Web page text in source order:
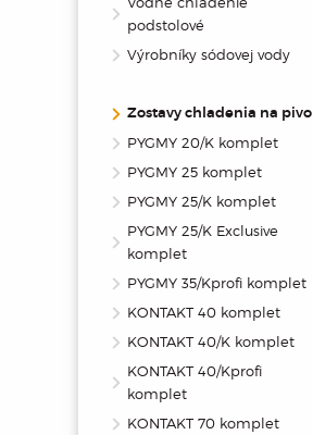
podstolové
Výrobníky sódovej vody
Zostavy chladenia na pivo
PYGMY 20/K komplet
PYGMY 25 komplet
PYGMY 25/K komplet
PYGMY 25/K Exclusive
komplet
PYGMY 35/Kprofi komplet
KONTAKT 40 komplet
KONTAKT 40/K komplet
KONTAKT 40/Kprofi
komplet
KONTAKT 70 komplet